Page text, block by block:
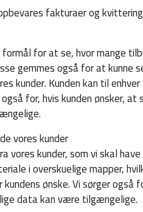
fakturaer og
for at se, hvor mange
gemmes også for at kunne
kunder. Kunden kan til
for, hvis kunden ønsker,
vores kunder
vores kunder, som vi skal
i overskuelige mapper,
ønske. Vi sørger også
data kan være tilgængelige.